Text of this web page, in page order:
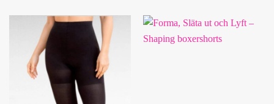
299 kr. 199 kr.